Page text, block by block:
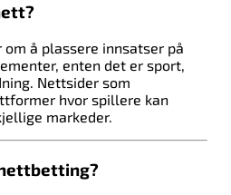
å plassere innsatser på
enten det er sport,
Nettsider som
hvor spillere kan
markeder.